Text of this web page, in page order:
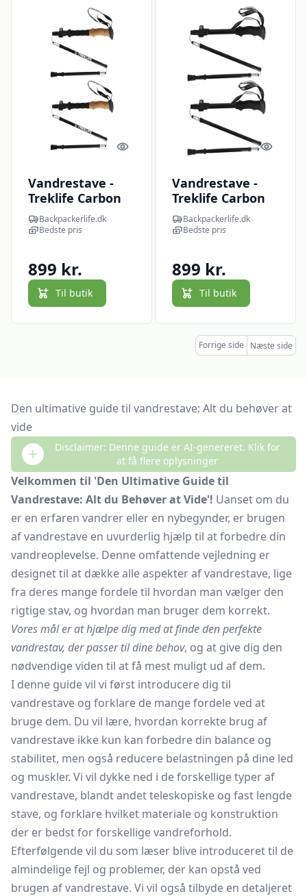
Quick look
Vandrestave -
Treklife Carbon
Fold Cork
Backpackerlife.dk
Bedste pris
899 kr.
Til butik
Quick
Vandrestave -
Treklife Carbon
Fold UL
Backpackerlife.dk
Bedste pris
899 kr.
Til butik
Forrige side Næste side
Den ultimative guide til vandrestave: Alt du behøver at
vide
Disclaimer: Denne guide er AI-genereret. Klik for
at få flere oplysninger
Velkommen til 'Den Ultimative Guide til
Vandrestave: Alt du Behøver at Vide'! Uanset om du
er en erfaren vandrer eller en nybegynder, er brugen
af vandrestave en uvurderlig hjælp til at forbedre din
vandreoplevelse. Denne omfattende vejledning er
designet til at dække alle aspekter af vandrestave, lige
fra deres mange fordele til hvordan man vælger den
rigtige stav, og hvordan man bruger dem korrekt.
Vores mål er at hjælpe dig med at finde den perfekte
vandrestav, der passer til dine behov, og at give dig den
nødvendige viden til at få mest muligt ud af dem.
I denne guide vil vi først introducere dig til
vandrestave og forklare de mange fordele ved at
bruge dem. Du vil lære, hvordan korrekte brug af
vandrestave ikke kun kan forbedre din balance og
stabilitet, men også reducere belastningen på dine led
og muskler. Vi vil dykke ned i de forskellige typer af
vandrestave, blandt andet teleskopiske og fast lengde
stave, og forklare hvilket materiale og konstruktion
der er bedst for forskellige vandreforhold.
Efterfølgende vil du som læser blive introduceret til de
almindelige fejl og problemer, der kan opstå ved
brugen af vandrestave. Vi vil også tilbyde en detaljeret